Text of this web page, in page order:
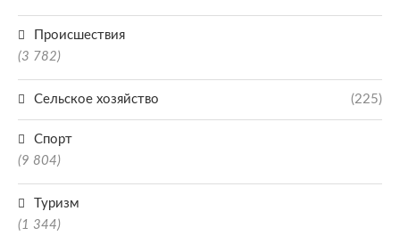
Происшествия
(3 782)
Сельское хозяйство (225)
Спорт
(9 804)
Туризм
(1 344)